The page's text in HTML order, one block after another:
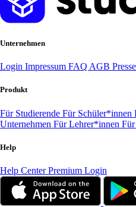
Unternehmen
Login Impressum FAQ AGB Presse
Produkt
Für Studierende Für Schüler*innen
Unternehmen Für Lehrer*innen
Help
Help CenterPremium Login